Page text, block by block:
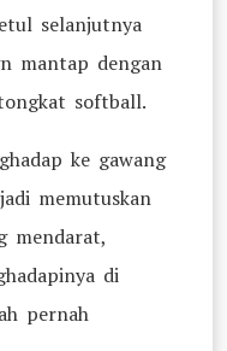
selanjutnya
mantap dengan
softball.
ke gawang
memutuskan
mendarat,
di
pernah